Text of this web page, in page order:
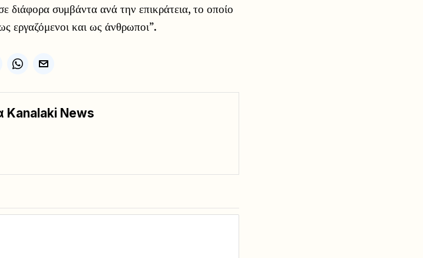
διάφορα συμβάντα ανά την επικράτεια, το οποίο
εργαζόμενοι και ως άνθρωποι”.
Kanalaki News